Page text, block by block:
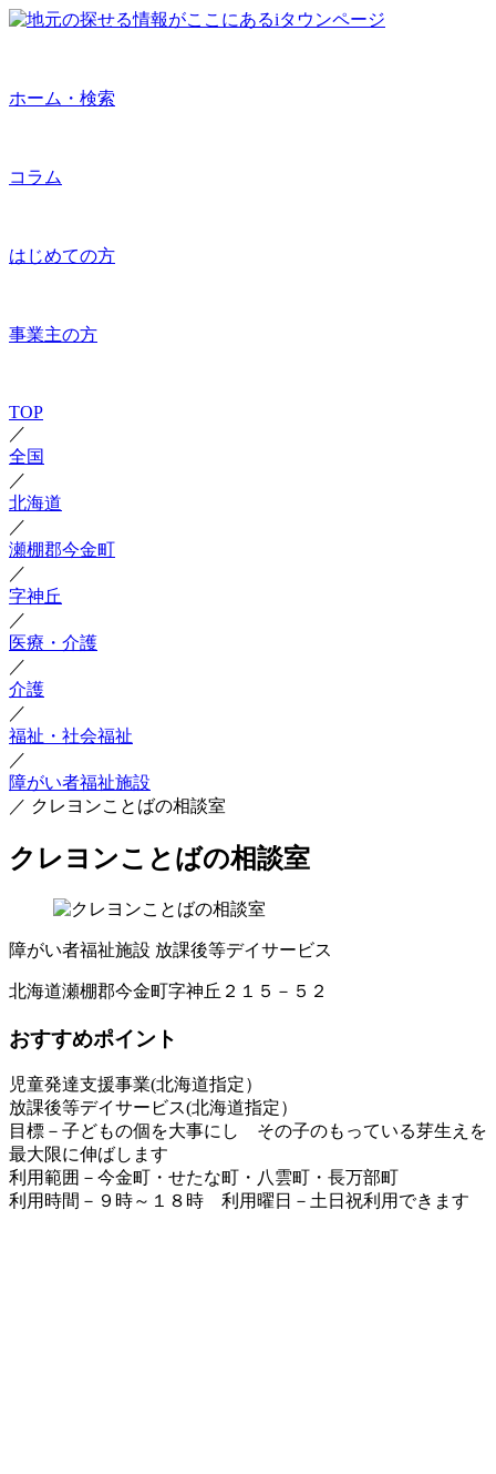
ホーム・検索
コラム
はじめての方
事業主の方
TOP
／
全国
／
北海道
／
瀬棚郡今金町
／
字神丘
／
医療・介護
／
介護
／
福祉・社会福祉
／
障がい者福祉施設
／ クレヨンことばの相談室
クレヨンことばの相談室
障がい者福祉施設 放課後等デイサービス
北海道瀬棚郡今金町字神丘２１５－５２
おすすめポイント
児童発達支援事業(北海道指定）
放課後等デイサービス(北海道指定）
目標－子どもの個を大事にし その子のもっている芽生えを
最大限に伸ばします
利用範囲－今金町・せたな町・八雲町・長万部町
利用時間－９時～１８時 利用曜日－土日祝利用できます